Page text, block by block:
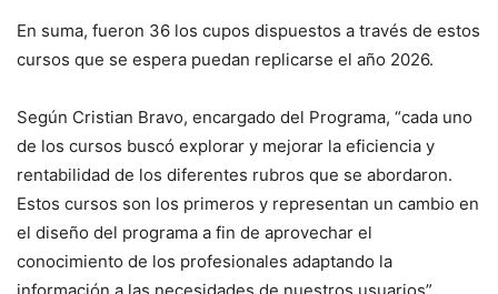
En suma, fueron 36 los cupos dispuestos a través de estos
cursos que se espera puedan replicarse el año 2026.
Según Cristian Bravo, encargado del Programa, “cada uno
de los cursos buscó explorar y mejorar la eficiencia y
rentabilidad de los diferentes rubros que se abordaron.
Estos cursos son los primeros y representan un cambio en
el diseño del programa a fin de aprovechar el
conocimiento de los profesionales adaptando la